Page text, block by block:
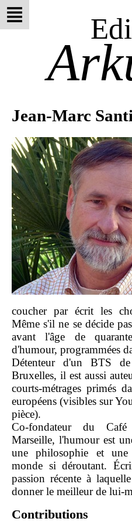
Jean-Marc
coucher par écrit les
Même s'il ne se décide
avant l'âge de
d'humour, programmées
Détenteur d'un BTS
Bruxelles, il est aussi
courts-métrages primés
européens (visibles sur
pièce).
Co-fondateur du
Marseille, l'humour est
une philosophie et une
monde si déroutant.
passion récente à
donner le meilleur de lui-
Contributions